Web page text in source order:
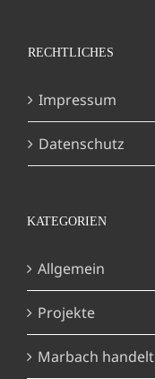
RECHTLICHES
Impressum
Datenschutz
KATEGORIEN
Allgemein
Projekte
Marbach handelt